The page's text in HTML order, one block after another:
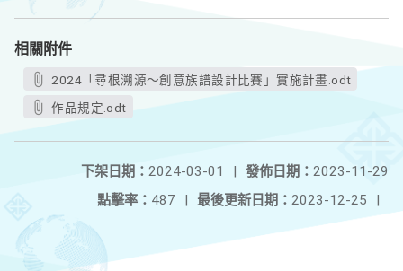
相關附件
2024「尋根溯源～創意族譜設計比賽」實施計畫.odt
作品規定.odt
發佈日期： 2023-11-29
下架日期： 2024-03-01
|
最後更新日期： 2023-12-25 |
點擊率： 487 |